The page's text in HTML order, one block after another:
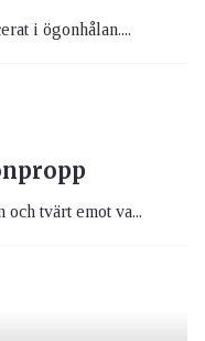
i ögonhålan....
tvärt emot va...